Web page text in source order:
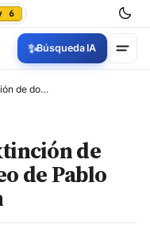
6
✨Búsqueda IA
Justicia confirmó extinción de dominio sobre museo de Pablo Escobar en Medellín
de
de Pablo